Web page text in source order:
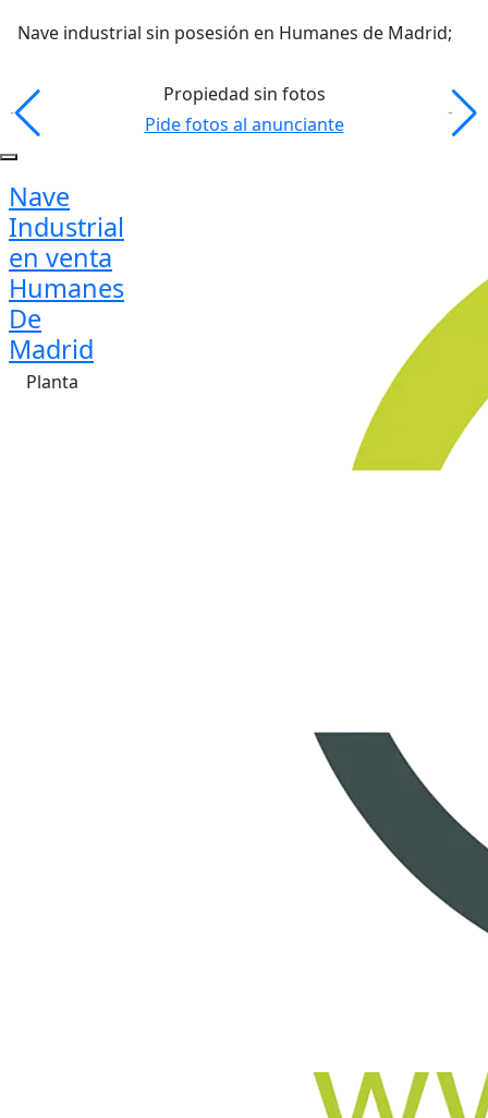
Nave industrial sin posesión en Humanes de Madrid;
Propiedad sin fotos
Pide fotos al anunciante
Nave
Industrial
en venta
Humanes
De
Madrid
Planta